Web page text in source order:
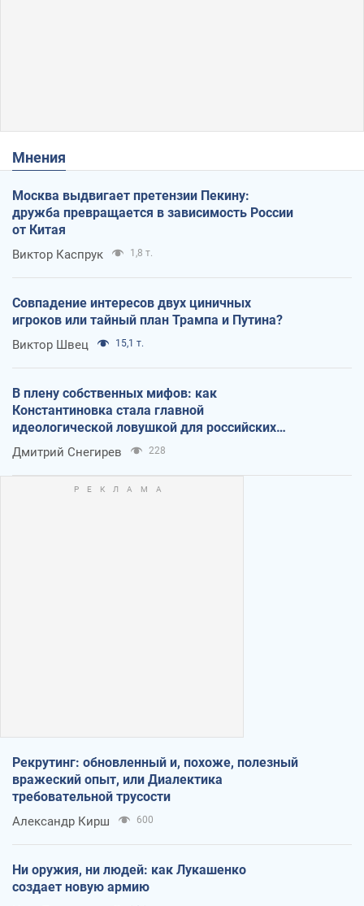
Мнения
Москва выдвигает претензии Пекину:
дружба превращается в зависимость России
от Китая
Виктор Каспрук 1,8 т.
Совпадение интересов двух циничных
игроков или тайный план Трампа и Путина?
Виктор Швец 15,1 т.
В плену собственных мифов: как
Константиновка стала главной
идеологической ловушкой для российских
оккупантов
Дмитрий Снегирев 228
Рекрутинг: обновленный и, похоже, полезный
вражеский опыт, или Диалектика
требовательной трусости
Александр Кирш 600
Ни оружия, ни людей: как Лукашенко
создает новую армию